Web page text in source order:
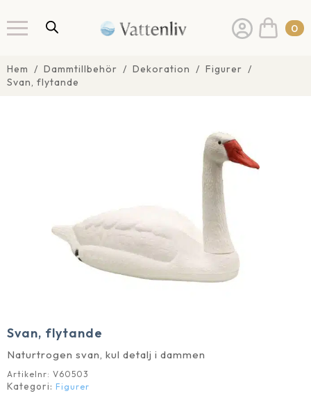
0
Hem Dammtillbehör Dekoration
Figurer
Svan, flytande
Svan, flytande
Naturtrogen svan, kul detalj i dammen
Artikelnr: V60503
Kategori: Figurer